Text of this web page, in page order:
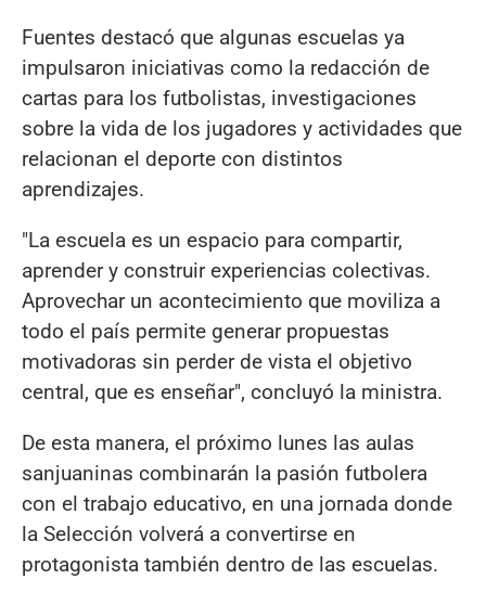
Fuentes destacó que algunas escuelas ya
impulsaron iniciativas como la redacción de
cartas para los futbolistas, investigaciones
sobre la vida de los jugadores y actividades que
relacionan el deporte con distintos
aprendizajes.
"La escuela es un espacio para compartir,
aprender y construir experiencias colectivas.
Aprovechar un acontecimiento que moviliza a
todo el país permite generar propuestas
motivadoras sin perder de vista el objetivo
central, que es enseñar", concluyó la ministra.
De esta manera, el próximo lunes las aulas
sanjuaninas combinarán la pasión futbolera
con el trabajo educativo, en una jornada donde
la Selección volverá a convertirse en
protagonista también dentro de las escuelas.